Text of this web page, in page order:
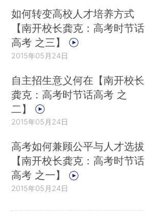
如何转变高校人才培养方式
【南开校长龚克：高考时节话
高考 之三】
2015年05月24日
自主招生意义何在【南开校长
龚克：高考时节话高考 之
二】
2015年05月24日
高考如何兼顾公平与人才选拔
【南开校长龚克：高考时节话
高考 之一】
2015年05月24日